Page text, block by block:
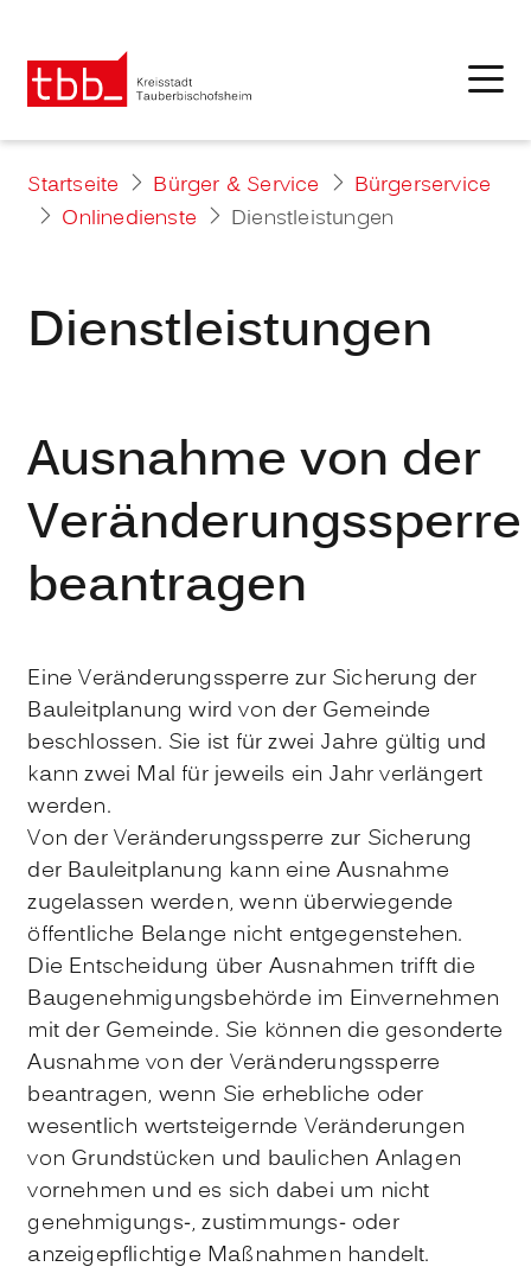
Startseite Bürger & Service
Bürgerservice
Onlinedienste
Dienstleistungen
Dienstleistungen
Ausnahme von der
Veränderungssperre
beantragen
Eine Veränderungssperre zur Sicherung der
Bauleitplanung wird von der Gemeinde
beschlossen. Sie ist für zwei Jahre gültig und
kann zwei Mal für jeweils ein Jahr verlängert
werden.
Von der Veränderungssperre zur Sicherung
der Bauleitplanung kann eine Ausnahme
zugelassen werden, wenn überwiegende
öffentliche Belange nicht entgegenstehen.
Die Entscheidung über Ausnahmen trifft die
Baugenehmigungsbehörde im Einvernehmen
mit der Gemeinde. Sie können die gesonderte
Ausnahme von der Veränderungssperre
beantragen, wenn Sie erhebliche oder
wesentlich wertsteigernde Veränderungen
von Grundstücken und baulichen Anlagen
vornehmen und es sich dabei um nicht
genehmigungs-, zustimmungs- oder
anzeigepflichtige Maßnahmen handelt.